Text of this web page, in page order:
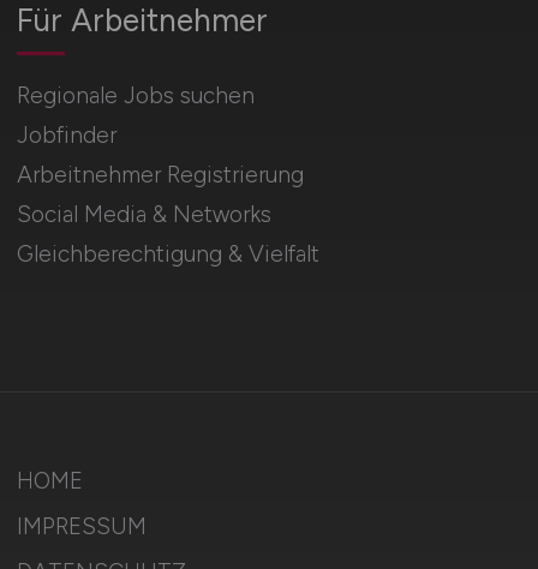
Für Arbeitnehmer
Regionale Jobs suchen
Jobfinder
Arbeitnehmer Registrierung
Social Media & Networks
Gleichberechtigung & Vielfalt
HOME
IMPRESSUM